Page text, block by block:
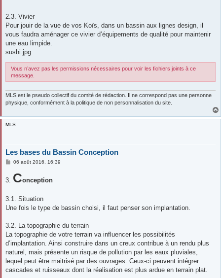
2.3. Vivier
Pour jouir de la vue de vos Koïs, dans un bassin aux lignes design, il
vous faudra aménager ce vivier d’équipements de qualité pour maintenir
une eau limpide.
sushi.jpg
Vous n’avez pas les permissions nécessaires pour voir les fichiers joints à ce
message.
MLS est le pseudo collectif du comité de rédaction. Il ne correspond pas une personne
physique, conformément à la politique de non personnalisation du site.
MLS
Les bases du Bassin Conception
M
s
e
06 août 2016, 16:39
3. Conception
3.1. Situation
Une fois le type de bassin choisi, il faut penser son implantation.
3.2. La topographie du terrain
La topographie de votre terrain va influencer les possibilités
d’implantation. Ainsi construire dans un creux contribue à un rendu plus
naturel, mais présente un risque de pollution par les eaux pluviales,
lequel peut être maitrisé par des ouvrages. Ceux-ci peuvent intégrer
cascades et ruisseaux dont la réalisation est plus ardue en terrain plat.